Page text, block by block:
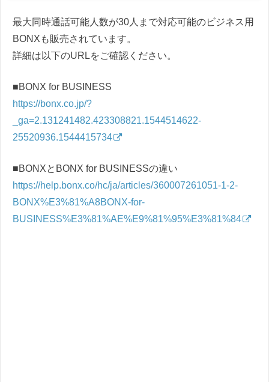
最大同時通話可能人数が30人まで対応可能のビジネス用
BONXも販売されています。
詳細は以下のURLをご確認ください。
■BONX for BUSINESS
https://bonx.co.jp/?
_ga=2.131241482.423308821.1544514622-
25520936.1544415734
■BONXとBONX for BUSINESSの違い
https://help.bonx.co/hc/ja/articles/360007261051-1-2-
BONX%E3%81%A8BONX-for-
BUSINESS%E3%81%AE%E9%81%95%E3%81%84